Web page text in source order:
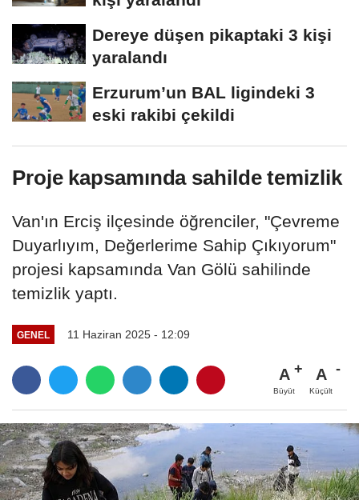
Dereye düşen pikaptaki 3 kişi
yaralandı
Erzurum’un BAL ligindeki 3
eski rakibi çekildi
Proje kapsamında sahilde temizlik
Van'ın Erciş ilçesinde öğrenciler, "Çevreme
Duyarlıyım, Değerlerime Sahip Çıkıyorum"
projesi kapsamında Van Gölü sahilinde
temizlik yaptı.
GENEL 11 Haziran 2025 - 12:09
A
Büyüt
A
Küçült